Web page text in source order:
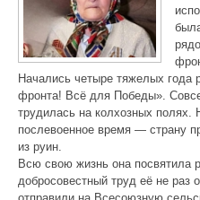
Начались четыре тяжелых года
фронта! Всё для Победы».
трудилась на колхозных
послевоенное время — страну
из руин.
Всю свою жизнь она посвятила
добросовестный труд её не раз